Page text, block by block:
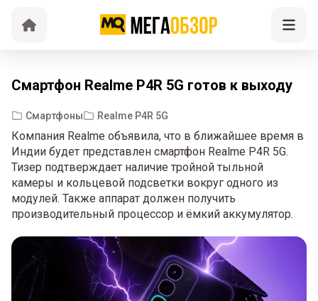
Смартфон Realme P4R 5G готов к выходу
Смартфоны Realme P4R 5G
Компания Realme объявила, что в ближайшее время в
Индии будет представлен смартфон Realme P4R 5G.
Тизер подтверждает наличие тройной тыльной
камеры и кольцевой подсветки вокруг одного из
модулей. Также аппарат должен получить
производительный процессор и ёмкий аккумулятор.